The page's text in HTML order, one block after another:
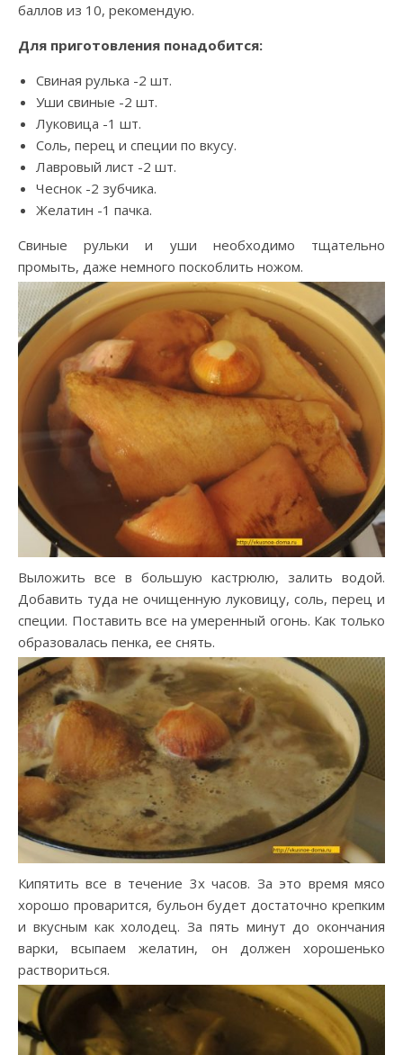
баллов из 10, рекомендую.
Для приготовления понадобится:
Свиная рулька -2 шт.
Уши свиные -2 шт.
Луковица -1 шт.
Соль, перец и специи по вкусу.
Лавровый лист -2 шт.
Чеснок -2 зубчика.
Желатин -1 пачка.
Свиные рульки и уши необходимо тщательно
промыть, даже немного поскоблить ножом.
Выложить все в большую кастрюлю, залить водой.
Добавить туда не очищенную луковицу, соль, перец и
специи. Поставить все на умеренный огонь. Как только
образовалась пенка, ее снять.
Кипятить все в течение 3х часов. За это время мясо
хорошо проварится, бульон будет достаточно крепким
и вкусным как холодец. За пять минут до окончания
варки, всыпаем желатин, он должен хорошенько
раствориться.